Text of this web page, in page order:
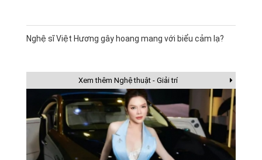
Nghệ sĩ Việt Hương gây hoang mang với biểu cảm lạ?
Xem thêm Nghệ thuật - Giải trí